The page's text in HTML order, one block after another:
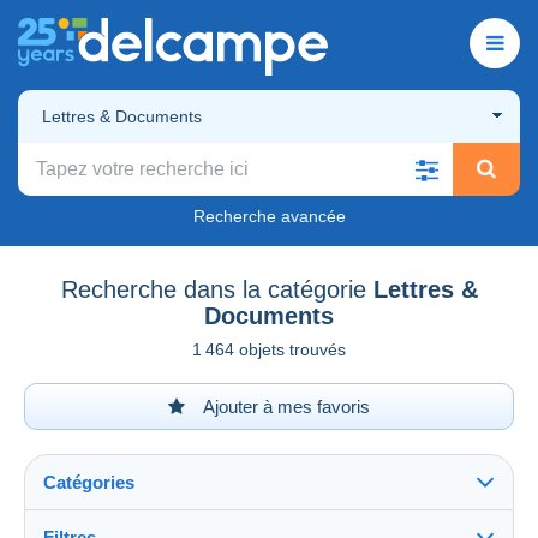
Lettres & Documents
Recherche avancée
Recherche dans la catégorie Lettres &
Documents
1 464 objets trouvés
Ajouter à mes favoris
Catégories